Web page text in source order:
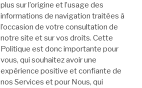
plus sur l’origine et l’usage des
informations de navigation traitées à
l’occasion de votre consultation de
notre site et sur vos droits. Cette
Politique est donc importante pour
vous, qui souhaitez avoir une
expérience positive et confiante de
nos Services et pour Nous, qui